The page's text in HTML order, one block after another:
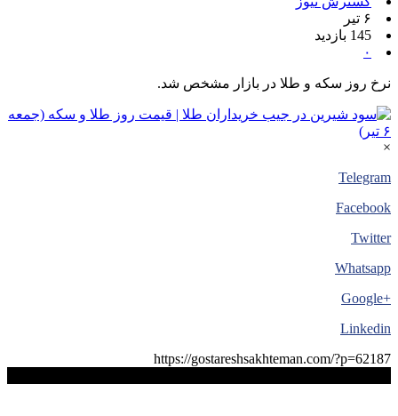
۶ تیر
145 بازدید
۰
نرخ روز سکه و طلا در بازار مشخص شد.
×
Telegram
Facebook
Twitter
Whatsapp
+Google
Linkedin
https://gostareshsakhteman.com/?p=62187